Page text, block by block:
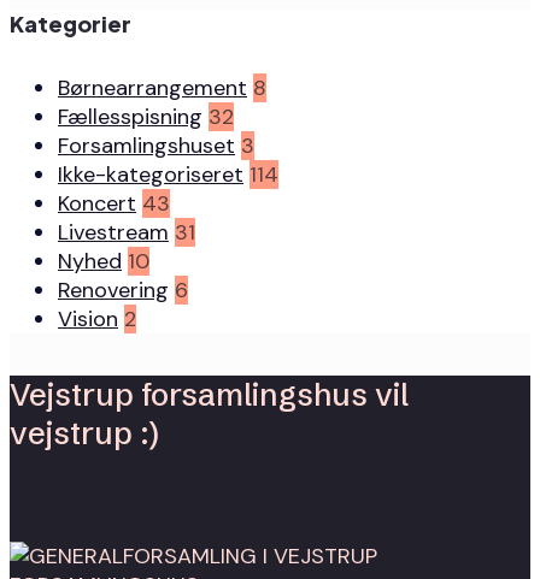
Kategorier
Børnearrangement 8
Fællesspisning 32
Forsamlingshuset 3
Ikke-kategoriseret 114
Koncert 43
Livestream 31
Nyhed 10
Renovering 6
Vision 2
Vejstrup forsamlingshus vil
vejstrup :)